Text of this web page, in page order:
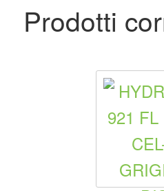
Prodotti